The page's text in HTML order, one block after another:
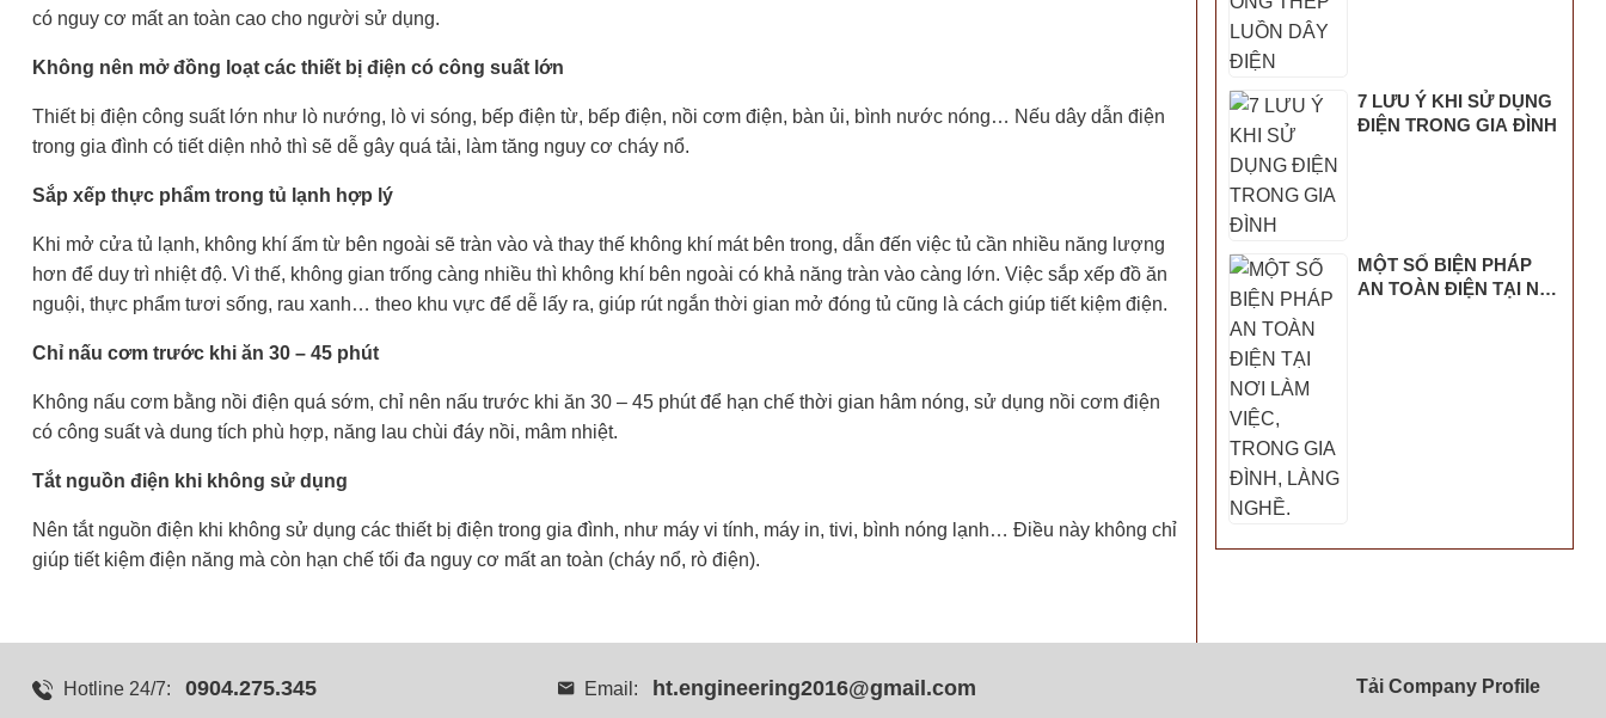
có nguy cơ mất an toàn cao cho người sử dụng.
Không nên mở đồng loạt các thiết bị điện có công suất lớn
Thiết bị điện công suất lớn như lò nướng, lò vi sóng, bếp điện từ, bếp điện, nồi cơm điện, bàn ủi, bình nước nóng… Nếu dây dẫn điện
trong gia đình có tiết diện nhỏ thì sẽ dễ gây quá tải, làm tăng nguy cơ cháy nổ.
Sắp xếp thực phẩm trong tủ lạnh hợp lý
Khi mở cửa tủ lạnh, không khí ấm từ bên ngoài sẽ tràn vào và thay thế không khí mát bên trong, dẫn đến việc tủ cần nhiều năng lượng
hơn để duy trì nhiệt độ. Vì thế, không gian trống càng nhiều thì không khí bên ngoài có khả năng tràn vào càng lớn. Việc sắp xếp đồ ăn
nguội, thực phẩm tươi sống, rau xanh… theo khu vực để dễ lấy ra, giúp rút ngắn thời gian mở đóng tủ cũng là cách giúp tiết kiệm điện.
Chỉ nấu cơm trước khi ăn 30 – 45 phút
Không nấu cơm bằng nồi điện quá sớm, chỉ nên nấu trước khi ăn 30 – 45 phút để hạn chế thời gian hâm nóng, sử dụng nồi cơm điện
có công suất và dung tích phù hợp, năng lau chùi đáy nồi, mâm nhiệt.
Tắt nguồn điện khi không sử dụng
Nên tắt nguồn điện khi không sử dụng các thiết bị điện trong gia đình, như máy vi tính, máy in, tivi, bình nóng lạnh… Điều này không chỉ
giúp tiết kiệm điện năng mà còn hạn chế tối đa nguy cơ mất an toàn (cháy nổ, rò điện).
7 LƯU Ý KHI SỬ DỤNG
ĐIỆN TRONG GIA ĐÌNH
MỘT SỐ BIỆN PHÁP
AN TOÀN ĐIỆN TẠI NƠI
Hotline 24/7: 0904.275.345 Email: ht.engineering2016@gmail.com Tải Company Profile